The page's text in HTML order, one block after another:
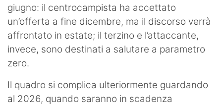
giugno: il centrocampista ha accettato
un’offerta a fine dicembre, ma il discorso verrà
affrontato in estate; il terzino e l’attaccante,
invece, sono destinati a salutare a parametro
zero.
Il quadro si complica ulteriormente guardando
al 2026, quando saranno in scadenza